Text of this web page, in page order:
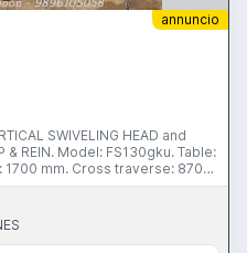
annuncio
SWIVELING HEAD and
& REIN. Model: FS130gku. Table:
mm. Cross traverse: 870
speed: 20 – 1000 rpm. Spindle
mm / min. THE MACHINE IS